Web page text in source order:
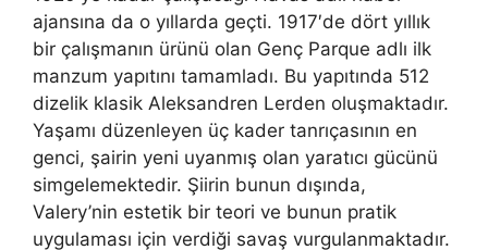
ajansına da o yıllarda geçti. 1917′de dört yıllık
bir çalışmanın ürünü olan Genç Parque adlı ilk
manzum yapıtını tamamladı. Bu yapıtında 512
dizelik klasik Aleksandren Lerden oluşmaktadır.
Yaşamı düzenleyen üç kader tanrıçasının en
genci, şairin yeni uyanmış olan yaratıcı gücünü
simgelemektedir. Şiirin bunun dışında,
Valery’nin estetik bir teori ve bunun pratik
uygulaması için verdiği savaş vurgulanmaktadır.